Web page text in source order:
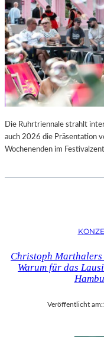
Die Ruhrtriennale strahlt
auch 2026 die Präsentation
Wochenenden im
Christoph Marthalers
Warum für das
Veröffentlicht am: